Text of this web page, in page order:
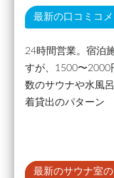
最新の口コミコメ
24時間営業。宿泊
すが、1500〜2000
数のサウナや水風
着貸出のパターン
最新のサウナ室の